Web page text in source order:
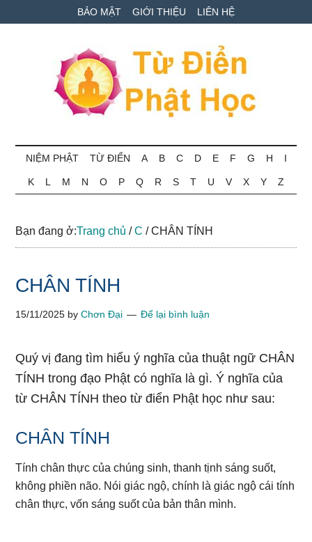
to
to
qua
BẢO MẬT GIỚI THIỆU LIÊN HỆ
Từ
điển
Phật
học
ngữ
NIỆM PHẬT TỪ ĐIỂN A B C D E F G H I
K L M N O P Q R S T U V X Y Z
Bạn đang ở:Trang chủ / C /CHÂN TÍNH
CHÂN TÍNH
15/11/2025 byChơn Đại Để lại bình luận
Quý vị đang tìm hiểu ý nghĩa của thuật ngữ CHÂN
TÍNH trong đạo Phật có nghĩa là gì. Ý nghĩa của
từ CHÂN TÍNH theo từ điển Phật học như sau:
CHÂN TÍNH
Tính chân thực của chúng sinh, thanh tịnh sáng suốt,
không phiền não. Nói giác ngộ, chính là giác ngộ cái tính
chân thực, vốn sáng suốt của bản thân mình.